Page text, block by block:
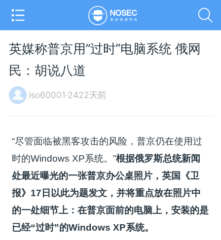
英媒称普京用“过时”电脑系统 俄网
民：胡说八道
iso60001·2422天前
“尽管面临被黑客攻击的风险，普京仍在使用过
时的Windows XP系统。”根据俄罗斯总统新闻
处最近曝光的一张普京办公桌照片，英国《卫
报》17日以此为题发文，并将重点放在照片中
的一处细节上：在普京面前的电脑上，安装的是
已经“过时”的Windows XP系统。